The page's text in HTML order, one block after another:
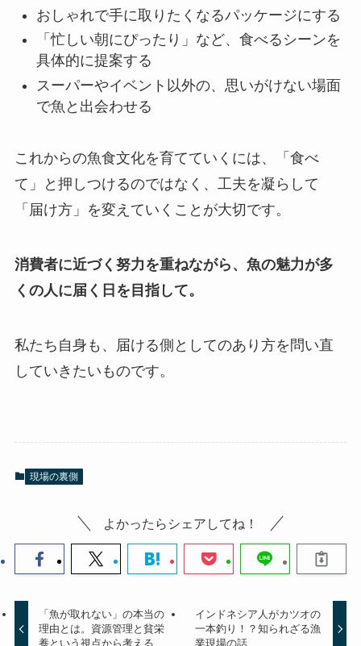
おしゃれで手に取りたくなるパッケージにする
「忙しい朝にぴったり」など、食べるシーンを
具体的に提案する
スーパーやイベント以外の、思いがけない場面
で魚と出会わせる
これからの魚食文化を育てていくには、「食べ
て」と押しつけるのではなく、工夫を凝らして
「届け方」を変えていくことが大切です。
消費者に近づく努力を重ねながら、魚の魅力が多
くの人に届く日を目指して。
私たち自身も、届ける側としてのあり方を問い直
していきたいものです。
現場の裏側
よかったらシェアしてね！
「魚が取れない」の本当の
理由とは。資源管理と貧栄
養という視点から考える
インドネシア人がカツオの
一本釣り！？知られざる漁
業現場の話